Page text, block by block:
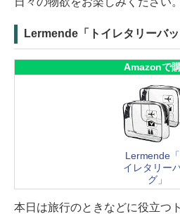
Lermende「トイレタリーバッ
Amazonで
Lermende
イレタリー
グ」
本日は旅行のときなどに役立つ